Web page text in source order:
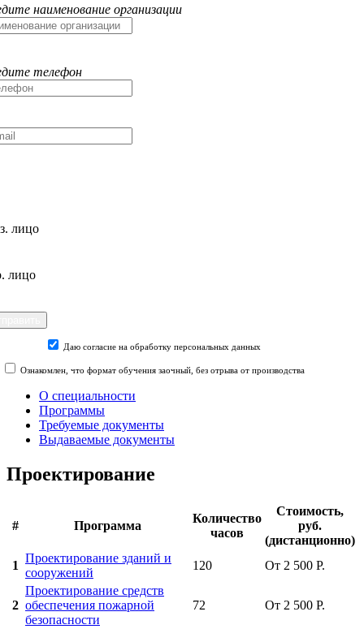
наименование организации
телефон
лицо
лицо
Даю согласие на обработку персональных данных
Ознакомлен, что формат обучения заочный, без отрыва от производства
О специальности
Программы
Требуемые документы
Выдаваемые документы
Проектирование
# Программа
Количество
часов
Стоимость,
руб.
(дистанционно)
1
Проектирование зданий и
сооружений
120 От 2 500 Р.
2
Проектирование средств
обеспечения пожарной
безопасности
72 От 2 500 Р.